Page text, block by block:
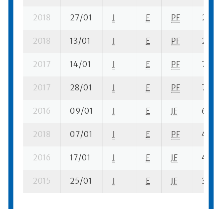
2018 27/01 I E PF 2 se-
2018 13/01 I E PF 2 se-
2017 14/01 I E PF 7 se-
2017 28/01 I E PF 7 se-
2016 09/01 I E JF 6 se-
2018 07/01 I E PF 4 ba-
2016 17/01 I E JF 4 ba-
2015 25/01 I E JF 3 se-